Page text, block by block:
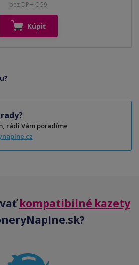
bez DPH € 59
Kúpiť
rádi Vám poradíme
kompatibilné kazety